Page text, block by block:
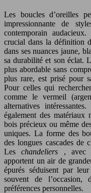
Les boucles d’oreilles
impressionnante de
contemporain
crucial dans la définition
dans ses nuances jaune,
sa durabilité et son éclat.
plus abordable sans
plus rare, est prisé pour
Pour celles qui
comme le vermeil
alternatives
également des
bois précieux ou même
uniques. La forme des
des longues cascades de
Leschandeliers , avec
apportent un air de
épurés séduisent par
souvent de
préférences personnelles.